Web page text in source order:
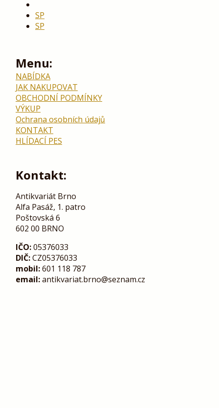
SP
SP
Menu:
NABÍDKA
JAK NAKUPOVAT
OBCHODNÍ PODMÍNKY
VÝKUP
Ochrana osobních údajů
KONTAKT
HLÍDACÍ PES
Kontakt:
Antikvariát Brno
Alfa Pasáž, 1. patro
Poštovská 6
602 00 BRNO
IČO:05376033
DIČ:CZ05376033
mobil:601 118 787
email:antikvariat.brno@seznam.cz